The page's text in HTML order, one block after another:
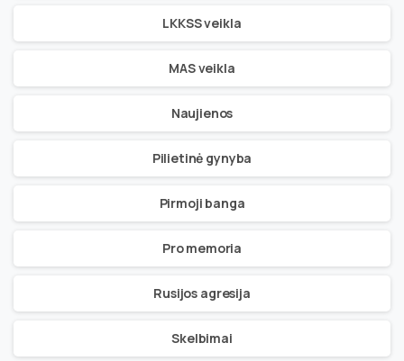
LKKSS veikla
MAS veikla
Naujienos
Pilietinė gynyba
Pirmoji banga
Pro memoria
Rusijos agresija
Skelbimai